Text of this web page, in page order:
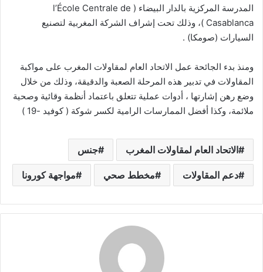
المدرسة المركزية بالدار البيضاء ( l’École Centrale de
Casablanca )، وذلك تحت إشراف الشركة المغربية لتصنيع
السيارات (صومكا) .
ومنذ بدء الجائحة عمل الاتحاد العام لمقاولات المغرب على مواكبة
المقاولات في تدبير هذه المرحلة الصعبة والدقيقة، وذلك من خلال
وضع رهن إشارتها ، أدوات عملية تتعلق باعتماد أنظمة وقائية وصحية
ملائمة، وكذا أفضل الممارسات الرامية لكسر شوكة ( كوفيد -19 )
الاتحاد العام لمقاولات المغرب جنس
دعم المقاولات مخطط صحي مواجهة كورونا